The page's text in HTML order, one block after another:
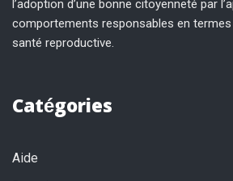
l’adoption d’une bonne citoyenneté par
comportements responsables en
santé reproductive.
Catégories
Aide